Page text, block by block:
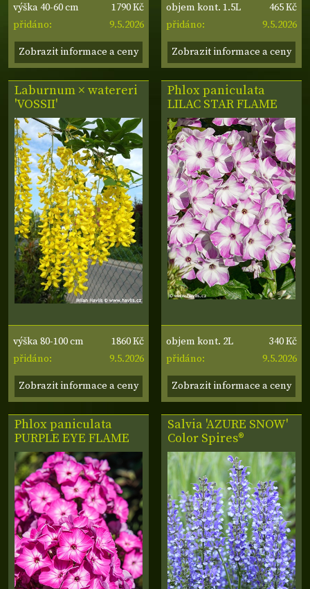
výška 40-60 cm
1790 Kč
přidáno:
9.5.2026
Zobrazit informace a ceny
objem kont. 1.5L
465 Kč
přidáno:
9.5.2026
Zobrazit informace a ceny
Laburnum × watereri
'VOSSII'
výška 80-100 cm
1860 Kč
přidáno:
9.5.2026
Zobrazit informace a ceny
Phlox paniculata
LILAC STAR FLAME
objem kont. 2L
340 Kč
přidáno:
9.5.2026
Zobrazit informace a ceny
Phlox paniculata
PURPLE EYE FLAME
Salvia 'AZURE SNOW'
Color Spires®